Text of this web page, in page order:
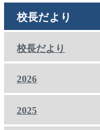
校長だより
校長だより
2026
2025